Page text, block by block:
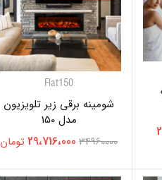
Flat150
شومینه برقی زیر تلویزیون
مدل 150
34960000 29،716،000تومان